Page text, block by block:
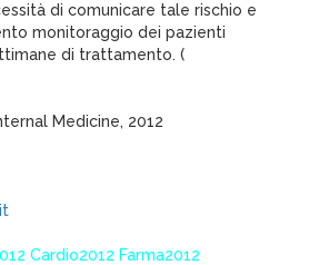
di comunicare tale rischio e
monitoraggio dei pazienti
di trattamento. (
Medicine, 2012
Cardio2012 Farma2012